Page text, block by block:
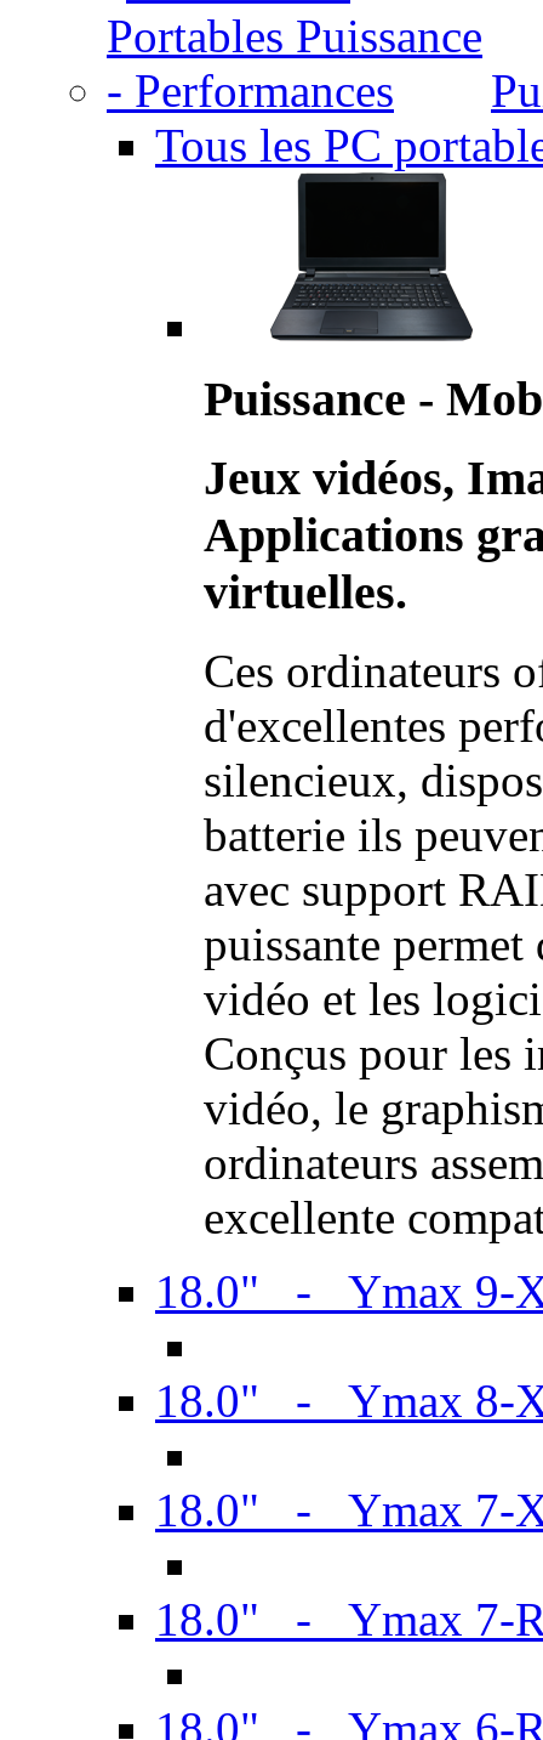
Tous les PC
Puissance -
Jeux vidéos,
Applications
virtuelles.
Ces ordinateurs
d'excellentes
silencieux,
batterie ils
avec support
puissante permet
vidéo et les
Conçus pour les
vidéo, le
ordinateurs
excellente
18.0" - Ymax 9-
18.0" - Ymax 8-
18.0" - Ymax 7-
18.0" - Ymax 7-
18.0" - Ymax 6-